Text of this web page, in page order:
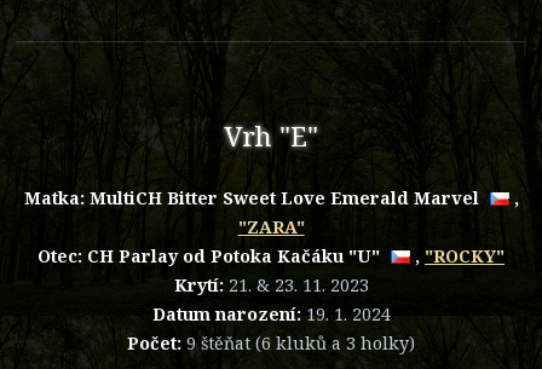
Vrh "E"
Matka: MultiCH Bitter Sweet Love Emerald Marvel
,
"ZARA"
Otec: CH Parlay od Potoka Kačáku "U" , "ROCKY"
Krytí:21. & 23. 11. 2023
Datum narození:19. 1. 2024
Počet: 9 štěňat (6 kluků a 3 holky)